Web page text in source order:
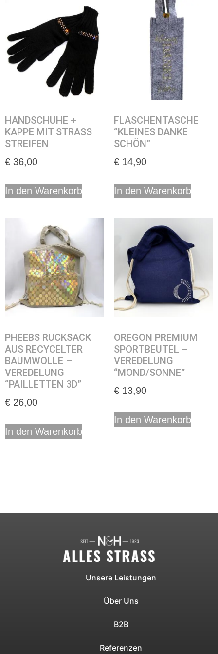
HANDSCHUHE +
KAPPE MIT STRASS
STREIFEN
€ 36,00
In den Warenkorb
FLASCHENTASCHE
“KLEINES DANKE
SCHÖN”
€ 14,90
In den Warenkorb
PHEEBS RUCKSACK
AUS RECYCELTER
BAUMWOLLE –
VEREDELUNG
“PAILLETTEN 3D”
€ 26,00
In den Warenkorb
OREGON PREMIUM
SPORTBEUTEL –
VEREDELUNG
“MOND/SONNE”
€ 13,90
In den Warenkorb
Unsere Leistungen
Über Uns
B2B
Referenzen